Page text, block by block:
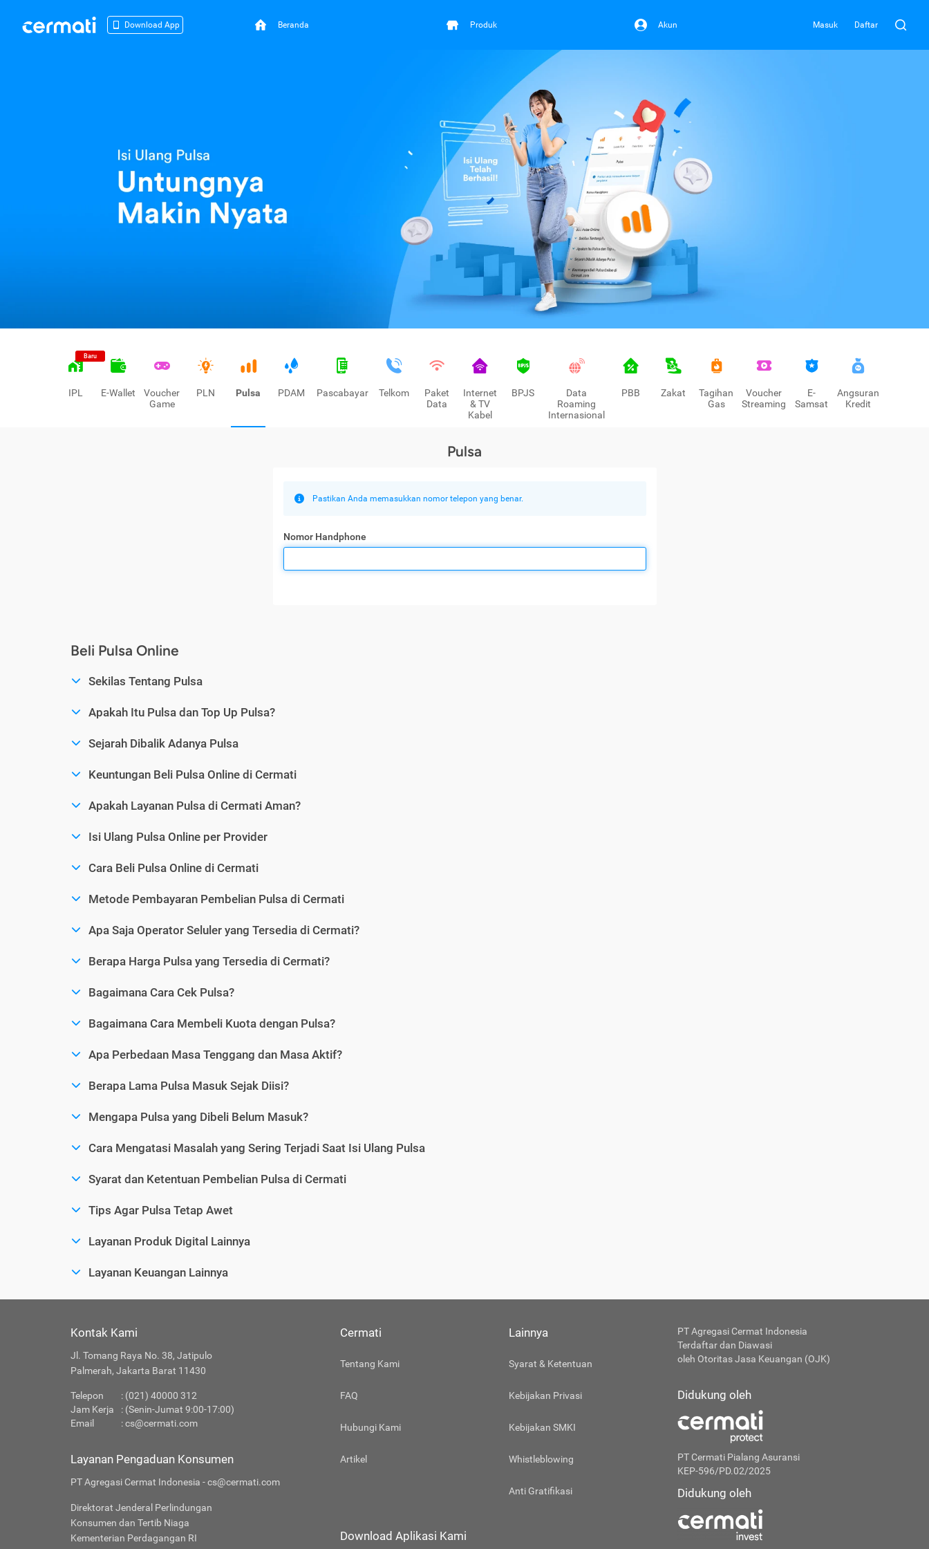
Download App Beranda Produk Akun Masuk Daftar
Baru
IPL E-Wallet
Voucher
Game
PLN Pulsa PDAM Pascabayar Telkom
Paket
Data
Internet
& TV
Kabel
BPJS
Data
Roaming
Internasional
PBB Zakat
Tagihan
Gas
Voucher
Streaming
E-
Samsat
Angsuran
Kredit
Pulsa
Pastikan Anda memasukkan nomor telepon yang benar.
Nomor Handphone
Beli Pulsa Online
Sekilas Tentang Pulsa
Apakah Itu Pulsa dan Top Up Pulsa?
Sejarah Dibalik Adanya Pulsa
Keuntungan Beli Pulsa Online di Cermati
Apakah Layanan Pulsa di Cermati Aman?
Isi Ulang Pulsa Online per Provider
Cara Beli Pulsa Online di Cermati
Metode Pembayaran Pembelian Pulsa di Cermati
Apa Saja Operator Seluler yang Tersedia di Cermati?
Berapa Harga Pulsa yang Tersedia di Cermati?
Bagaimana Cara Cek Pulsa?
Bagaimana Cara Membeli Kuota dengan Pulsa?
Apa Perbedaan Masa Tenggang dan Masa Aktif?
Berapa Lama Pulsa Masuk Sejak Diisi?
Mengapa Pulsa yang Dibeli Belum Masuk?
Cara Mengatasi Masalah yang Sering Terjadi Saat Isi Ulang Pulsa
Syarat dan Ketentuan Pembelian Pulsa di Cermati
Tips Agar Pulsa Tetap Awet
Layanan Produk Digital Lainnya
Layanan Keuangan Lainnya
Kontak Kami
Jl. Tomang Raya No. 38, Jatipulo
Palmerah, Jakarta Barat 11430
Telepon
: (021) 40000 312
Jam Kerja
: (Senin-Jumat 9:00-17:00)
Email
:cs@cermati.com
Layanan Pengaduan Konsumen
PT Agregasi Cermat Indonesia - cs@cermati.com
Direktorat Jenderal Perlindungan
Konsumen dan Tertib Niaga
Kementerian Perdagangan RI
Cermati
Tentang Kami
FAQ
Hubungi Kami
Artikel
Lainnya
Syarat & Ketentuan
Kebijakan Privasi
Kebijakan SMKI
Whistleblowing
Anti Gratifikasi
Download Aplikasi Kami
PT Agregasi Cermat Indonesia
Terdaftar dan Diawasi
oleh Otoritas Jasa Keuangan (OJK)
Didukung oleh
PT Cermati Pialang Asuransi
KEP-596/PD.02/2025
Didukung oleh